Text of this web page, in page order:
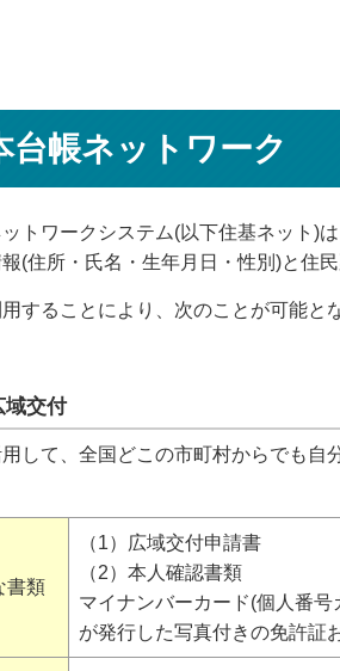
台帳ネットワーク
トワークシステム(以下住基ネット)
(住所・氏名・生年月日・性別)と住
することにより、次のことが可能と
域交付
して、全国どこの市町村からでも
書類
（1）広域交付申請書
（2）本人確認書類
マイナンバーカード(個人番
が発行した写真付きの免許証